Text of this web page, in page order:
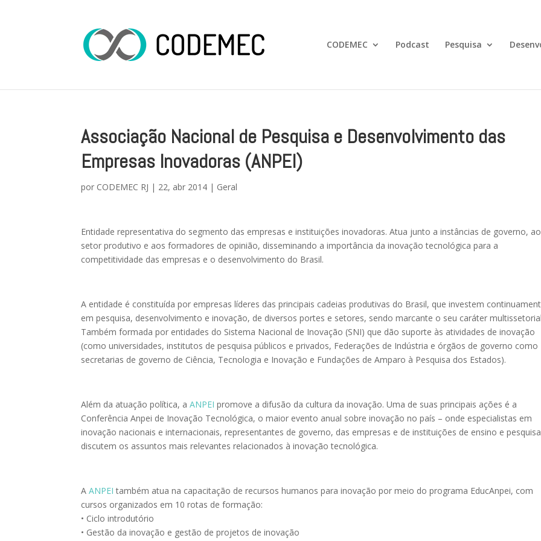
CODEMEC Podcast Pesquisa
Associação Nacional de Pesquisa e Desenvolvimento das
Empresas Inovadoras (ANPEI)
por CODEMEC RJ | 22, abr 2014 | Geral
Entidade representativa do segmento das empresas e instituições inovadoras. Atua junto a instâncias de governo, ao
setor produtivo e aos formadores de opinião, disseminando a importância da inovação tecnológica para a
competitividade das empresas e o desenvolvimento do Brasil.
A entidade é constituída por empresas líderes das principais cadeias produtivas do Brasil, que investem
em pesquisa, desenvolvimento e inovação, de diversos portes e setores, sendo marcante o seu caráter
Também formada por entidades do Sistema Nacional de Inovação (SNI) que dão suporte às atividades de inovação
(como universidades, institutos de pesquisa públicos e privados, Federações de Indústria e órgãos de governo como
secretarias de governo de Ciência, Tecnologia e Inovação e Fundações de Amparo à Pesquisa dos Estados).
Além da atuação política, aANPEI promove a difusão da cultura da inovação. Uma de suas principais ações é a
Conferência Anpei de Inovação Tecnológica, o maior evento anual sobre inovação no país – onde especialistas em
inovação nacionais e internacionais, representantes de governo, das empresas e de instituições de ensino e pesquisa
discutem os assuntos mais relevantes relacionados à inovação tecnológica.
A ANPEI também atua na capacitação de recursos humanos para inovação por meio do programa EducAnpei, com
cursos organizados em 10 rotas de formação:
• Ciclo introdutório
• Gestão da inovação e gestão de projetos de inovação